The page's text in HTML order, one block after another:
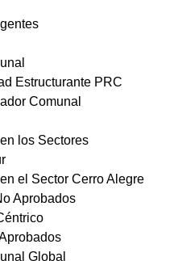
Estructurante PRC
Comunal
los Sectores
el Sector Cerro Alegre
Aprobados
Global